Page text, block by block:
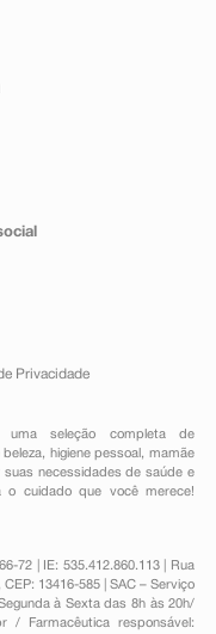
Privacidade
uma seleção completa de
, higiene pessoal ,mamãe
necessidades de saúde e
o cuidado que você merece!
72 | IE: 535.412.860.113 | Rua
13416-585 | SAC – Serviço
à Sexta das 8h às 20h/
/ Farmacêutica responsável: